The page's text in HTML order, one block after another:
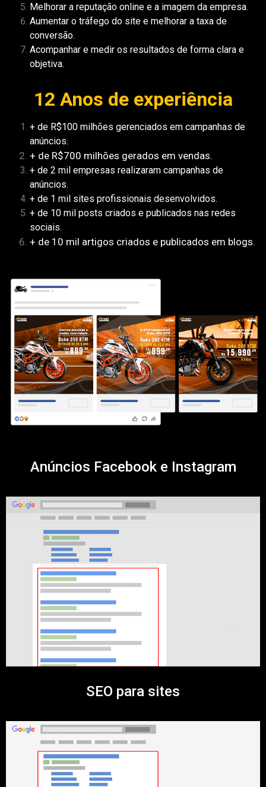
Melhorar a reputação online e a imagem da empresa.
Aumentar o tráfego do site e melhorar a taxa de
conversão.
Acompanhar e medir os resultados de forma clara e
objetiva.
12 Anos de experiência
+ de R$100 milhões gerenciados em campanhas de
anúncios.
+ de R$700 milhões gerados em vendas.
+ de 2 mil empresas realizaram campanhas de
anúncios.
+ de 1 mil sites profissionais desenvolvidos.
+ de 10 mil posts criados e publicados nas redes
sociais.
+ de 10 mil artigos criados e publicados em blogs.
SEO para sites
Anúncios Facebook e Instagram